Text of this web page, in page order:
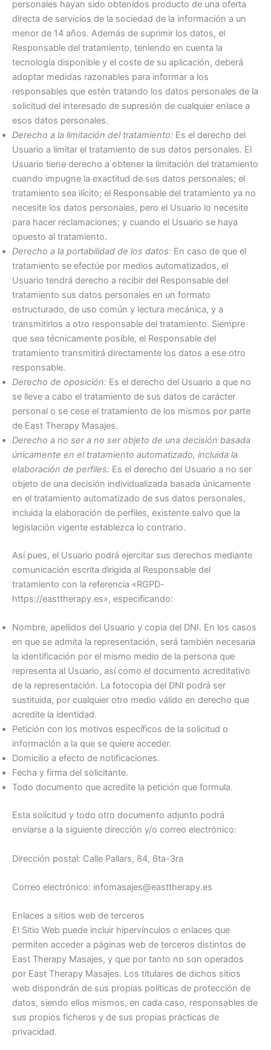
personales hayan sido obtenidos producto de una oferta
directa de servicios de la sociedad de la información a un
menor de 14 años. Además de suprimir los datos, el
Responsable del tratamiento, teniendo en cuenta la
tecnología disponible y el coste de su aplicación, deberá
adoptar medidas razonables para informar a los
responsables que estén tratando los datos personales de la
solicitud del interesado de supresión de cualquier enlace a
esos datos personales.
Derecho a la limitación del tratamiento: Es el derecho del
Usuario a limitar el tratamiento de sus datos personales. El
Usuario tiene derecho a obtener la limitación del tratamiento
cuando impugne la exactitud de sus datos personales; el
tratamiento sea ilícito; el Responsable del tratamiento ya no
necesite los datos personales, pero el Usuario lo necesite
para hacer reclamaciones; y cuando el Usuario se haya
opuesto al tratamiento.
Derecho a la portabilidad de los datos: En caso de que el
tratamiento se efectúe por medios automatizados, el
Usuario tendrá derecho a recibir del Responsable del
tratamiento sus datos personales en un formato
estructurado, de uso común y lectura mecánica, y a
transmitirlos a otro responsable del tratamiento. Siempre
que sea técnicamente posible, el Responsable del
tratamiento transmitirá directamente los datos a ese otro
responsable.
Derecho de oposición: Es el derecho del Usuario a que no
se lleve a cabo el tratamiento de sus datos de carácter
personal o se cese el tratamiento de los mismos por parte
de East Therapy Masajes.
Derecho a no ser a no ser objeto de una decisión basada
únicamente en el tratamiento automatizado, incluida la
elaboración de perfiles: Es el derecho del Usuario a no ser
objeto de una decisión individualizada basada únicamente
en el tratamiento automatizado de sus datos personales,
incluida la elaboración de perfiles, existente salvo que la
legislación vigente establezca lo contrario.
Así pues, el Usuario podrá ejercitar sus derechos mediante
comunicación escrita dirigida al Responsable del
tratamiento con la referencia «RGPD-
https://easttherapy.es», especificando:
Nombre, apellidos del Usuario y copia del DNI. En los casos
en que se admita la representación, será también necesaria
la identificación por el mismo medio de la persona que
representa al Usuario, así como el documento acreditativo
de la representación. La fotocopia del DNI podrá ser
sustituida, por cualquier otro medio válido en derecho que
acredite la identidad.
Petición con los motivos específicos de la solicitud o
información a la que se quiere acceder.
Domicilio a efecto de notificaciones.
Fecha y firma del solicitante.
Todo documento que acredite la petición que formula.
Esta solicitud y todo otro documento adjunto podrá
enviarse a la siguiente dirección y/o correo electrónico:
Dirección postal: Calle Pallars, 84, 6ta-3ra
Correo electrónico: infomasajes@easttherapy.es
Enlaces a sitios web de terceros
El Sitio Web puede incluir hipervínculos o enlaces que
permiten acceder a páginas web de terceros distintos de
East Therapy Masajes, y que por tanto no son operados
por East Therapy Masajes. Los titulares de dichos sitios
web dispondrán de sus propias políticas de protección de
datos, siendo ellos mismos, en cada caso, responsables de
sus propios ficheros y de sus propias prácticas de
privacidad.